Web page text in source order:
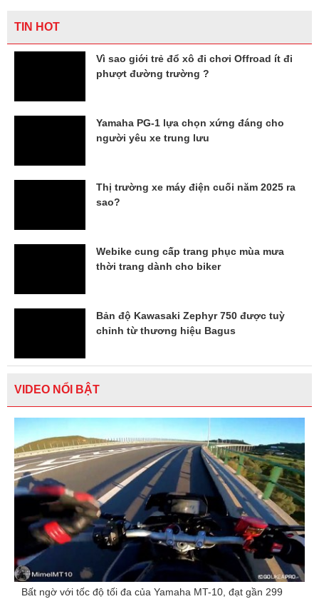
TIN HOT
Vì sao giới trẻ đổ xô đi chơi Offroad ít đi
phượt đường trường ?
Yamaha PG-1 lựa chọn xứng đáng cho
người yêu xe trung lưu
Thị trường xe máy điện cuối năm 2025 ra
sao?
Webike cung cấp trang phục mùa mưa
thời trang dành cho biker
Bản độ Kawasaki Zephyr 750 được tuỳ
chỉnh từ thương hiệu Bagus
VIDEO NỔI BẬT
Bất ngờ với tốc độ tối đa của Yamaha MT-10, đạt gần 299